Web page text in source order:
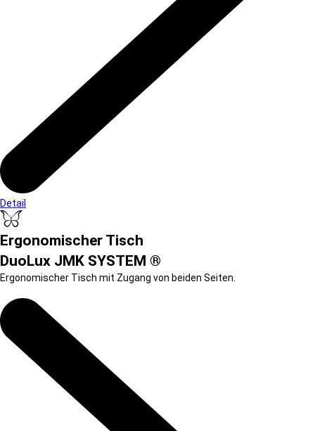
Detail
Ergonomischer Tisch
DuoLux JMK SYSTEM ®
Ergonomischer Tisch mit Zugang von beiden Seiten.